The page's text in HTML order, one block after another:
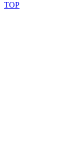
TOP